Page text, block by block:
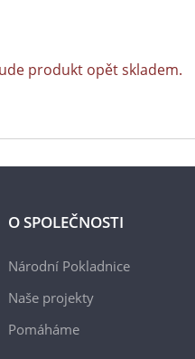
produkt opět skladem.
O SPOLEČNOSTI
Národní Pokladnice
Naše projekty
Pomáháme